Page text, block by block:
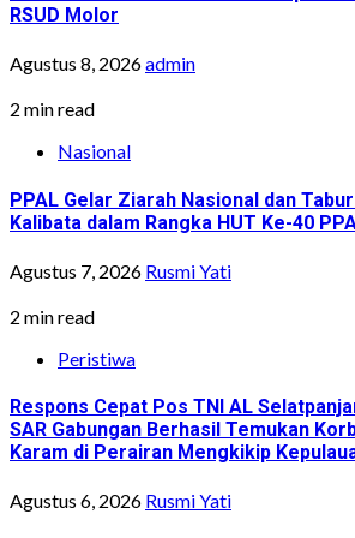
RSUD Molor
Agustus 8, 2026admin
2 min read
Nasional
PPAL Gelar Ziarah Nasional dan
Kalibata dalam Rangka HUT Ke-40
Agustus 7, 2026 Rusmi Yati
2 min read
Peristiwa
Respons Cepat Pos TNI AL
SAR Gabungan Berhasil Temukan
Karam di Perairan Mengkikip
Agustus 6, 2026 Rusmi Yati